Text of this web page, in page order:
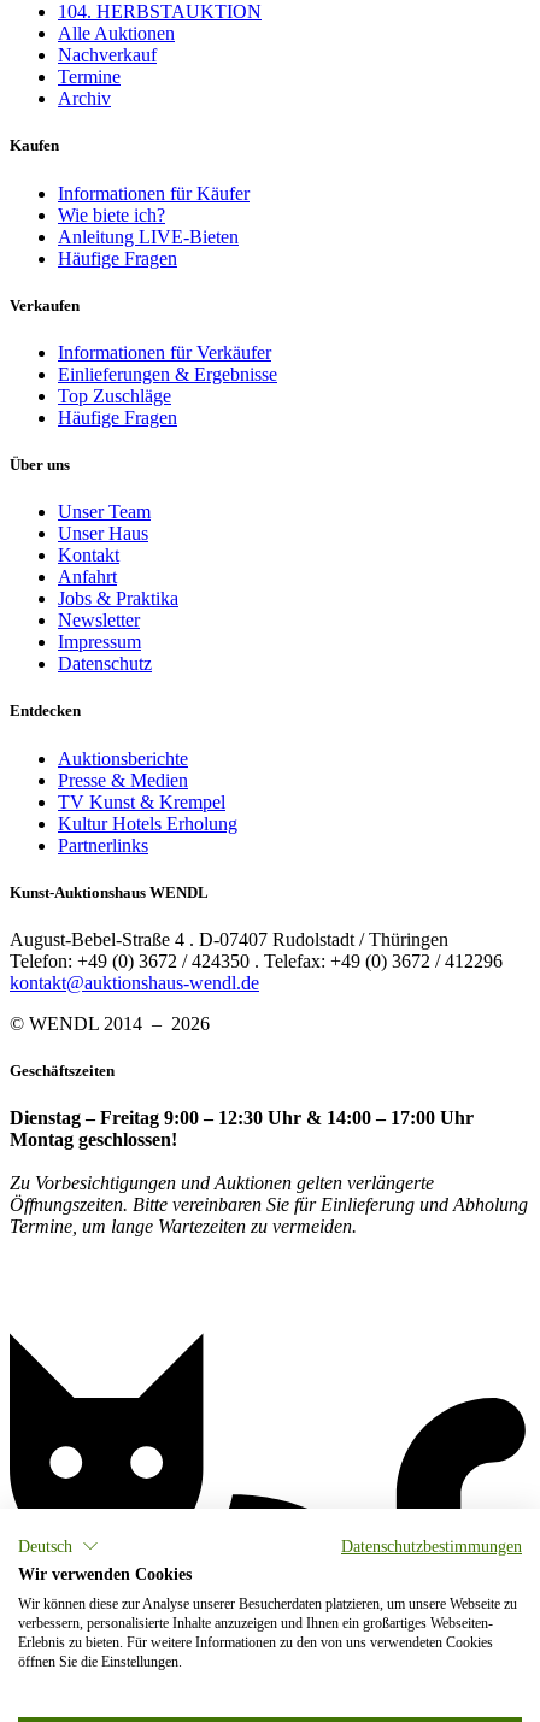
104. HERBSTAUKTION
Alle Auktionen
Nachverkauf
Termine
Archiv
Kaufen
Informationen für Käufer
Wie biete ich?
Anleitung LIVE-Bieten
Häufige Fragen
Verkaufen
Informationen für Verkäufer
Einlieferungen & Ergebnisse
Top Zuschläge
Häufige Fragen
Über uns
Unser Team
Unser Haus
Kontakt
Anfahrt
Jobs & Praktika
Newsletter
Impressum
Datenschutz
Entdecken
Auktionsberichte
Presse & Medien
TV Kunst & Krempel
Kultur Hotels Erholung
Partnerlinks
Kunst-Auktionshaus WENDL
August-Bebel-Straße 4 . D-07407 Rudolstadt / Thüringen
Telefon: +49 (0) 3672 / 424350 . Telefax: +49 (0) 3672 / 412296
kontakt@auktionshaus-wendl.de
© WENDL 2014 – 2026
Geschäftszeiten
Dienstag – Freitag 9:00 – 12:30 Uhr & 14:00 – 17:00 Uhr
Montag geschlossen!
Zu Vorbesichtigungen und Auktionen gelten verlängerte
Öffnungszeiten. Bitte vereinbaren Sie für Einlieferung und Abholung
Termine, um lange Wartezeiten zu vermeiden.
Deutsch
Datenschutzbestimmungen
Wir verwenden Cookies
Wir können diese zur Analyse unserer Besucherdaten platzieren, um unsere Webseite zu
verbessern, personalisierte Inhalte anzuzeigen und Ihnen ein großartiges Webseiten-
Erlebnis zu bieten. Für weitere Informationen zu den von uns verwendeten Cookies
öffnen Sie die Einstellungen.